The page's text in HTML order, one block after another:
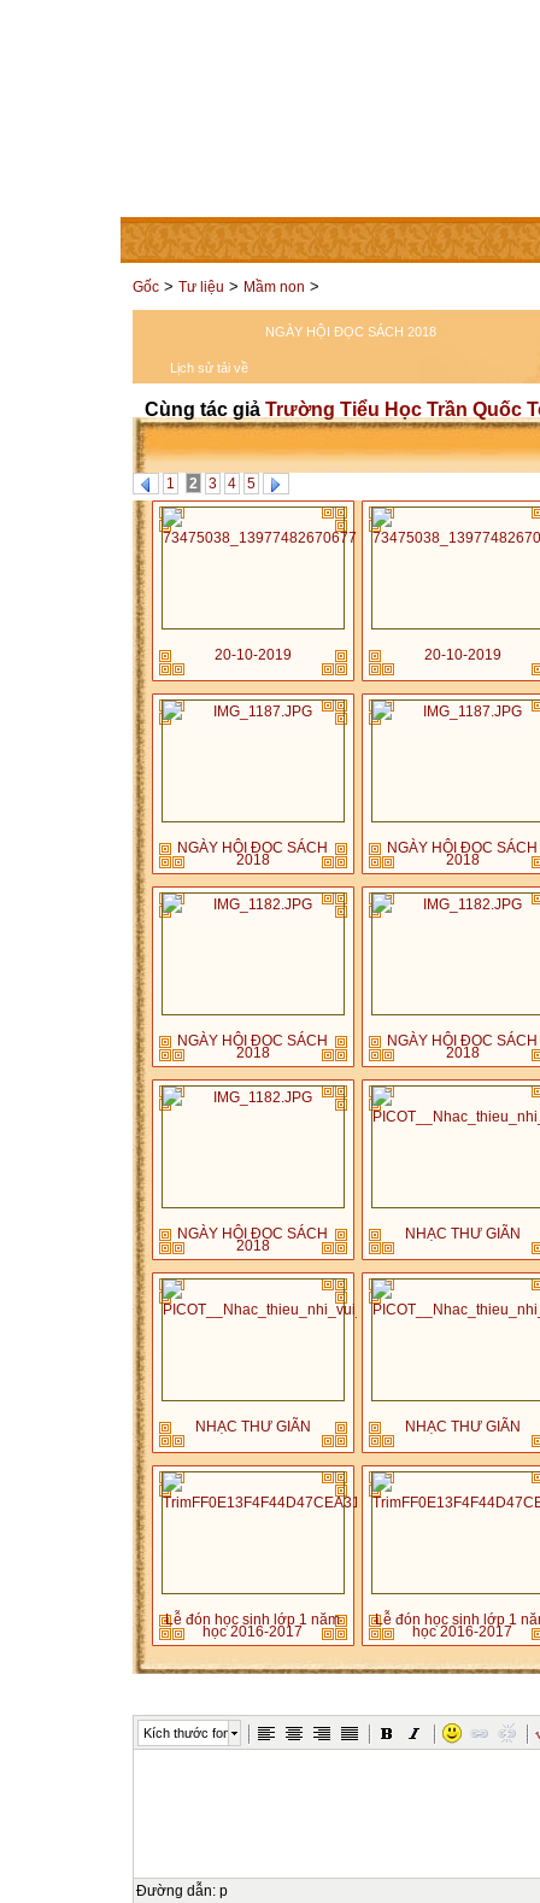
TRANG CHỦ THÀNH VIÊN LIÊN HỆ CÁC
Gốc > Tư liệu > Mầm non >
NGÀY HỘI ĐỌC SÁCH 2018
Lịch sử tải về
Cùng tác giả Trường Tiểu Học Trần Quốc
1 2 3 4 5
20-10-2019 20-10-2019
NGÀY HỘI ĐỌC SÁCH
2018
NGÀY HỘI ĐỌC SÁCH
2018
NGÀY HỘI ĐỌC SÁCH
2018
NGÀY HỘI ĐỌC SÁCH
2018
NGÀY HỘI ĐỌC SÁCH
2018
NHẠC THƯ GIÃN
NHẠC THƯ GIÃN NHẠC THƯ GIÃN
Lễ đón học sinh lớp 1 năm
học 2016-2017
Lễ đón học sinh lớp 1
học 2016-2017
Kích thước font
Đường dẫn: p